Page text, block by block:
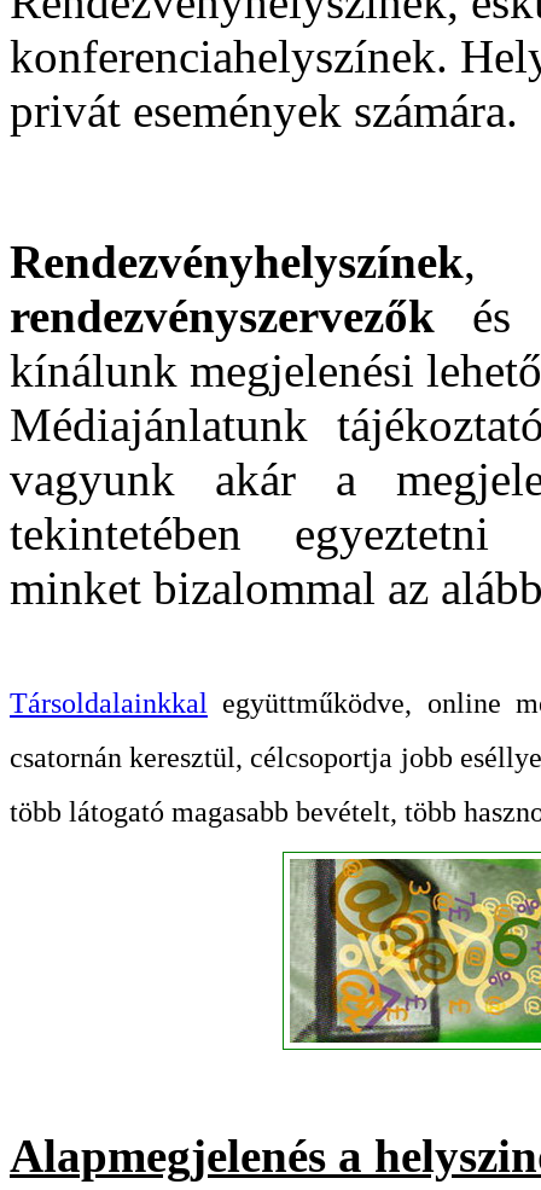
konferenciahelyszínek.
privát események számára.
Rendezvényhelyszínek
rendezvényszervezők
kínálunk megjelenési
Médiajánlatunk
vagyunk akár a
tekintetében egyeztetni
minket bizalommal az
Társoldalainkkal együttműködve, online
csatornán keresztül, célcsoportja jobb
több látogató magasabb bevételt, több
Alapmegjelenés a